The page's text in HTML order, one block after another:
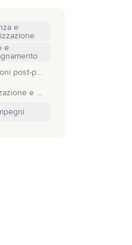
e
e
Regolazioni post-produzione
Armonizzazione e ottimizzazione dello stock